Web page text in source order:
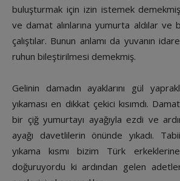
buluşturmak için izin istemek
ve damat alınlarına yumurta aldılar ve
çalıştılar. Bunun anlamı da yuvanın
ruhun bileştirilmesi demekmiş.
Gelinin damadın ayaklarını gül
yıkaması en dikkat çekici kısımdı.
bir çiğ yumurtayı ayağıyla ezdi ve
ayağı davetlilerin önünde yıkadı.
yıkama kısmı bizim Türk
doğuruyordu ki ardından gelen